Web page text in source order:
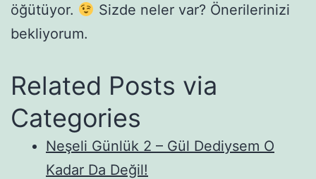
öğütüyor.
Sizde neler var? Önerilerinizi
bekliyorum.
Related Posts via
Categories
Neşeli Günlük 2 – Gül Dediysem O
Kadar Da Değil!